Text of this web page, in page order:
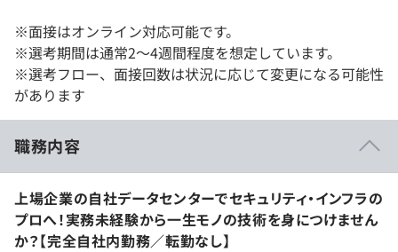
※面接はオンライン対応可能です。
※選考期間は通常2〜4週間程度を想定しています。
※選考フロー、面接回数は状況に応じて変更になる可能性
があります
職務内容
上場企業の自社データセンターでセキュリティ・インフラの
プロへ！実務未経験から一生モノの技術を身につけません
か？【完全自社内勤務／転勤なし】